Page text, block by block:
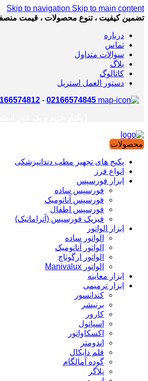
Skip to navigation Skip to main content
تضمین کیفیت ، تنوع محصولات ، قیمت
درباره
تماس
سوالات متداول
بلاگ
کاتالوگ
دستور العمل استریل
02166574845
-
محصولات
پکیج های تجهیز مطب دندانپزشکی
انواع فرز
ابزار فورسپس
فورسپس ساده
فورسپس آناتومیک
فورسپس اطفال
فیزیک فورسپس (آتراماتیک)
ابزار الواتور
الواتور ساده
الواتور آناتومیک
الواتور ارگوتاچ
الواتور Manivalux
ابزار معاینه
ابزار ترمیمی
کندانسور
برنیشر
کارور
اسپاتول
اکسکاواتور
اندومتر
قلم دایکال
گوده آمالگام
پلاگر